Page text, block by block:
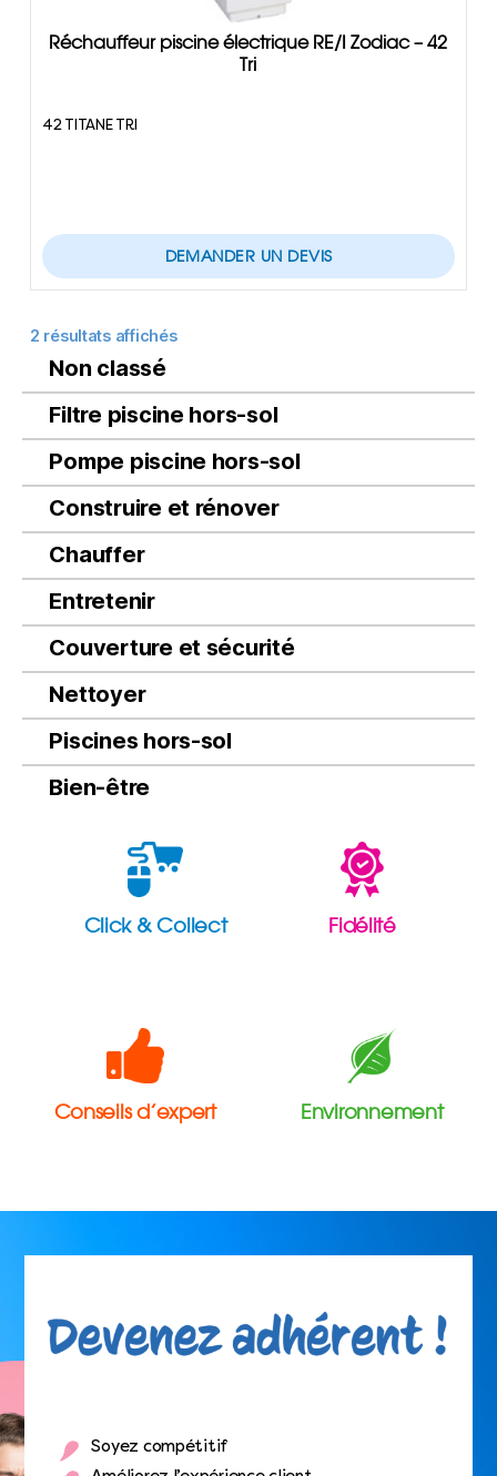
Réchauffeur piscine électrique RE/I Zodiac – 42
Tri
42 TITANE TRI
DEMANDER UN DEVIS
2 résultats affichés
Non classé
Filtre piscine hors-sol
Pompe piscine hors-sol
Construire et rénover
Chauffer
Entretenir
Couverture et sécurité
Nettoyer
Piscines hors-sol
Bien-être
Click & Collect
Conseils d’expert
Fidélité
Environnement
Soyez compétitif